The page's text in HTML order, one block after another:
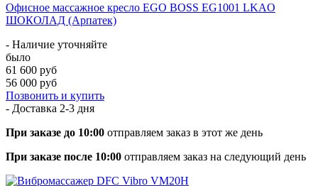
Офисное массажное кресло EGO BOSS EG1001 LKAO
ШОКОЛАД (Арпатек)
- Наличие уточняйте
было
61 600 руб
56 000 руб
Позвонить и купить
- Доставка 2-3 дня
При заказе до 10:00 отправляем заказ в этот же день
При заказе после 10:00 отправляем заказ на следующий день